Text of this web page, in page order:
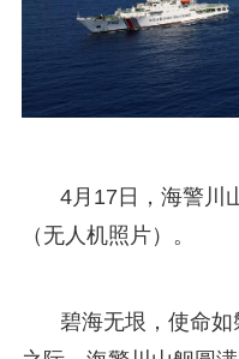
4月17日，海警川
（无人机照片）。
碧海无垠，使命